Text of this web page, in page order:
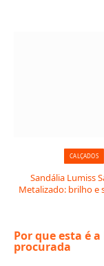
CALÇADOS
Sandália Lumiss
Metalizado: brilho e
Por que esta é
procurada